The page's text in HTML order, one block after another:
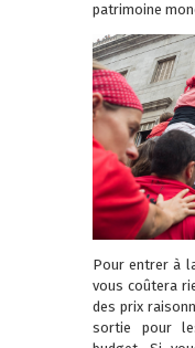
patrimoine
Pour entrer à
vous coûtera
des prix
sortie pour